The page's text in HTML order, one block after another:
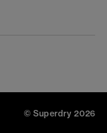
© Superdry 2026